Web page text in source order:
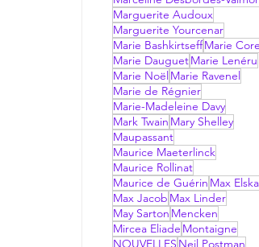
Marguerite Audoux
Marguerite Yourcenar
Marie BashkirtseffMarie
Marie DauguetMarie Lenéru
Marie Noël Marie Ravenel
Marie de Régnier
Marie-Madeleine Davy
Mark Twain Mary Shelley
Maupassant
Maurice Maeterlinck
Maurice Rollinat
Maurice de Guérin Max
Max Jacob Max Linder
May Sarton Mencken
Mircea Eliade Montaigne